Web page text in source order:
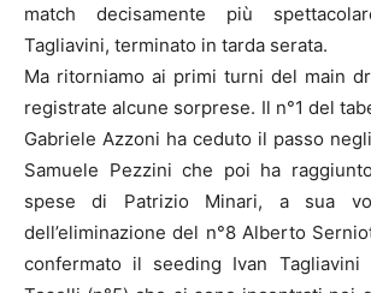
match decisamente più
Tagliavini, terminato in tarda serata.
Ma ritorniamo ai primi turni del main
registrate alcune sorprese. Il n°1 del
Gabriele Azzoni ha ceduto il passo
Samuele Pezzini che poi ha
spese di Patrizio Minari, a sua
dell’eliminazione del n°8 Alberto
confermato il seeding Ivan Tagliavini